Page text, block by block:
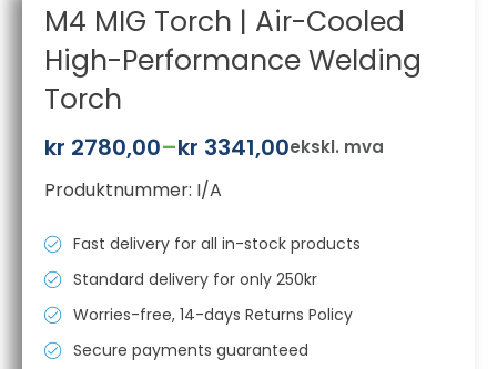
M4 MIG Torch | Air-Cooled
High-Performance Welding
Torch
kr 2780,00–kr 3341,00
Prisområde:
kr 2780,00
til
kr 3341,00
ekskl. mva
Produktnummer: I/A
Fast delivery for all in-stock products
Standard delivery for only 250kr
Worries-free, 14-days Returns Policy
Secure payments guaranteed